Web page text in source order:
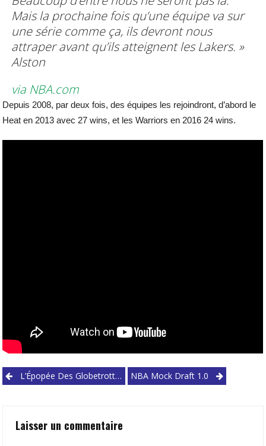
Mais la prochaine fois qu’une équipe va sur
une série comme ça, ils devront nous
attraper avant qu’ils atteignent les Lakers. »
Alston
via NBA.com
Depuis 2008, par deux fois, des équipes les rejoindront, d’abord le
Heat en 2013 avec 27 wins, et les Warriors en 2016 24 wins.
PostL’Épopée Des Globetrotters (Partie II) NBA Mock Draft 1.0
Laisser un commentaire